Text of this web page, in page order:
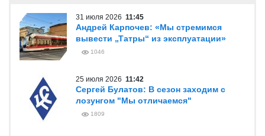
31 июля 2026 11:45
Андрей Карпочев: «Мы стремимся
вывести „Татры“ из эксплуатации»
1046
25 июля 2026 11:42
Сергей Булатов: В сезон заходим с
лозунгом "Мы отличаемся"
1809